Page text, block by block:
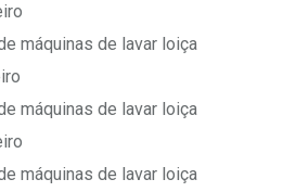
máquinas de lavar loiça
máquinas de lavar loiça
máquinas de lavar loiça